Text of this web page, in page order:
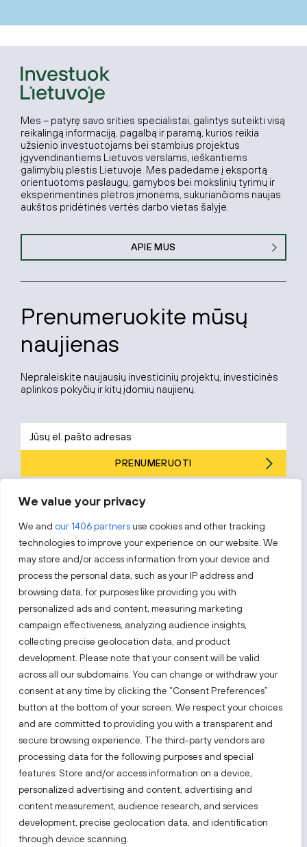
We value your privacy
We and our 1406 partnersuse cookies and other tracking
technologies to improve your experience on our website. We
may store and/or access information from your device and
process the personal data, such as your IP address and
browsing data, for purposes like providing you with
personalized ads and content, measuring marketing
campaign effectiveness, analyzing audience insights,
collecting precise geolocation data, and product
development. Please note that your consent will be valid
across all our subdomains. You can change or withdraw your
consent at any time by clicking the “Consent Preferences”
button at the bottom of your screen. We respect your choices
and are committed to providing you with a transparent and
secure browsing experience. The third-party vendors are
processing data for the following purposes and special
features: Store and/or access information on a device,
personalized advertising and content, advertising and
content measurement, audience research, and services
development, precise geolocation data, and identification
through device scanning.
Mes – patyrę savo srities specialistai, galintys suteikti visą
reikalingą informaciją, pagalbą ir paramą, kurios reikia
užsienio investuotojams bei stambius projektus
įgyvendinantiems Lietuvos verslams, ieškantiems
galimybių plėstis Lietuvoje. Mes padedame į eksportą
orientuotoms paslaugų, gamybos bei mokslinių tyrimų ir
eksperimentinės plėtros įmonėms, sukuriančioms naujas
aukštos pridėtinės vertės darbo vietas šalyje.
APIE MUS
Prenumeruokite mūsų
naujienas
Nepraleiskite naujausių investicinių projektų, investicinės
aplinkos pokyčių ir kitų įdomių naujienų.
PRENUMERUOTI
politika.
Sekite mus
Sužinokite naujienas pirmieji.
PRIVATUMO PRANEŠIMAS
PRIEINAMUMO PARAIŠKA
Taip pat apsilankykite:
Pasirinkite tinklalapį